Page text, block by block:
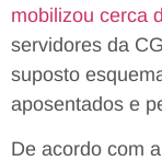
mobilizou cerca
servidores da
suposto
aposentados e
De acordo com